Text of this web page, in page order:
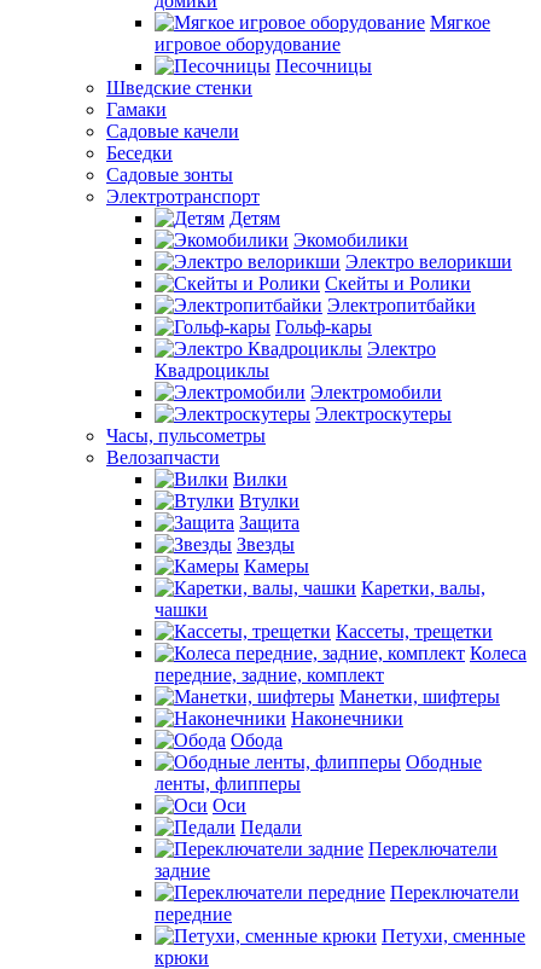
Мягкое
игровое оборудование
Песочницы
Шведские стенки
Гамаки
Садовые качели
Беседки
Садовые зонты
Электротранспорт
Детям
Экомобилики
Электро велорикши
Скейты и Ролики
Электропитбайки
Гольф-кары
Электро
Квадроциклы
Электромобили
Электроскутеры
Часы, пульсометры
Велозапчасти
Вилки
Втулки
Защита
Звезды
Камеры
Каретки, валы,
чашки
Кассеты, трещетки
Колеса
передние, задние, комплект
Манетки, шифтеры
Наконечники
Обода
Ободные
ленты, флипперы
Оси
Педали
Переключатели
задние
Переключатели
передние
Петухи, сменные
крюки